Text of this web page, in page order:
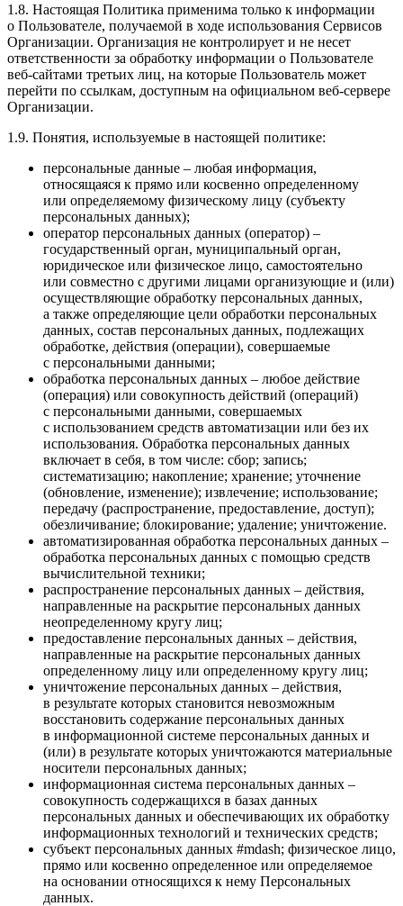
1.8. Настоящая Политика применима только к информации
о Пользователе, получаемой в ходе использования Сервисов
Организации. Организация не контролирует и не несет
ответственности за обработку информации о Пользователе
веб-сайтами третьих лиц, на которые Пользователь может
перейти по ссылкам, доступным на официальном веб-сервере
Организации.
1.9. Понятия, используемые в настоящей политике:
персональные данные – любая информация,
относящаяся к прямо или косвенно определенному
или определяемому физическому лицу (субъекту
персональных данных);
оператор персональных данных (оператор) –
государственный орган, муниципальный орган,
юридическое или физическое лицо, самостоятельно
или совместно с другими лицами организующие и (или)
осуществляющие обработку персональных данных,
а также определяющие цели обработки персональных
данных, состав персональных данных, подлежащих
обработке, действия (операции), совершаемые
с персональными данными;
обработка персональных данных – любое действие
(операция) или совокупность действий (операций)
с персональными данными, совершаемых
с использованием средств автоматизации или без их
использования. Обработка персональных данных
включает в себя, в том числе: сбор; запись;
систематизацию; накопление; хранение; уточнение
(обновление, изменение); извлечение; использование;
передачу (распространение, предоставление, доступ);
обезличивание; блокирование; удаление; уничтожение.
автоматизированная обработка персональных данных –
обработка персональных данных с помощью средств
вычислительной техники;
распространение персональных данных – действия,
направленные на раскрытие персональных данных
неопределенному кругу лиц;
предоставление персональных данных – действия,
направленные на раскрытие персональных данных
определенному лицу или определенному кругу лиц;
уничтожение персональных данных – действия,
в результате которых становится невозможным
восстановить содержание персональных данных
в информационной системе персональных данных и
(или) в результате которых уничтожаются материальные
носители персональных данных;
информационная система персональных данных –
совокупность содержащихся в базах данных
персональных данных и обеспечивающих их обработку
информационных технологий и технических средств;
субъект персональных данных #mdash; физическое лицо,
прямо или косвенно определенное или определяемое
на основании относящихся к нему Персональных
данных.